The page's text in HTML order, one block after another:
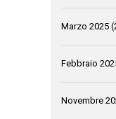
Marzo 2025
Febbraio
Novembre